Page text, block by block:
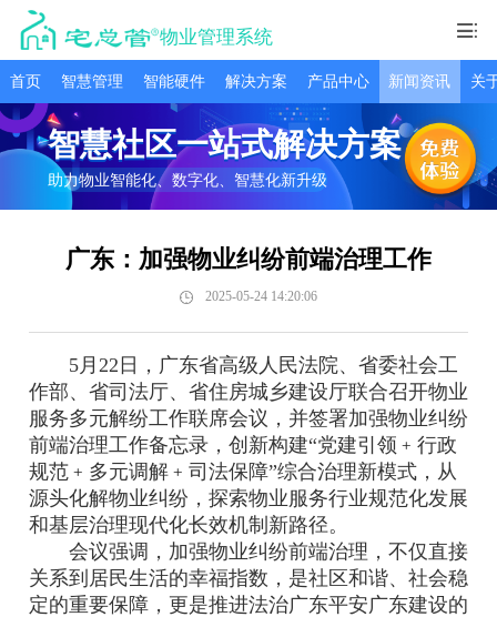
物业管理系统
首页 智慧管理 智能硬件 解决方案 产品中心 新闻资讯 关
智慧社区一站式解决方案
助力物业智能化、数字化、智慧化新升级
广东：加强物业纠纷前端治理工作
2025-05-24 14:20:06
5月22日，广东省高级人民法院、省委社会工
作部、省司法厅、省住房城乡建设厅联合召开物业
服务多元解纷工作联席会议，并签署加强物业纠纷
前端治理工作备忘录，创新构建“党建引领﹢行政
规范﹢多元调解﹢司法保障”综合治理新模式，从
源头化解物业纠纷，探索物业服务行业规范化发展
和基层治理现代化长效机制新路径。
会议强调，加强物业纠纷前端治理，不仅直接
关系到居民生活的幸福指数，是社区和谐、社会稳
定的重要保障，更是推进法治广东平安广东建设的